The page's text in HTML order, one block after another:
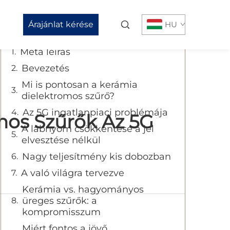
Árajánlat kérése HU
Szűrők Az 5G
Tartalomjegyzék
Meta leírás
Bevezetés
Mi is pontosan a kerámia
dielektromos szűrő?
Az 5G ingatlanpiaci problémája
A lábnyom csökkentése a jel
elvesztése nélkül
Nagy teljesítmény kis dobozban
A való világra tervezve
Kerámia vs. hagyományos
üreges szűrők: a
kompromisszum